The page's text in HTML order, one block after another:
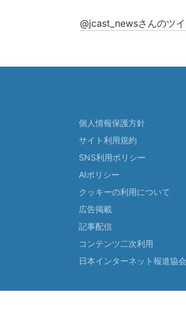
@jcast_newsさんのツイ
個人情報保護方針
サイト利用規約
SNS利用ポリシー
AIポリシー
クッキーの利用について
広告掲載
記事配信
コンテンツ二次利用
日本インターネット報道協会